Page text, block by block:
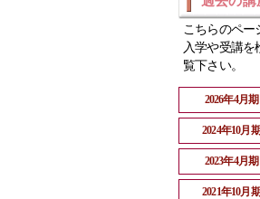
こちらのペー
入学や受講を
覧下さい。
2026年4月期
2024年10月期
2023年4月期
2021年10月期